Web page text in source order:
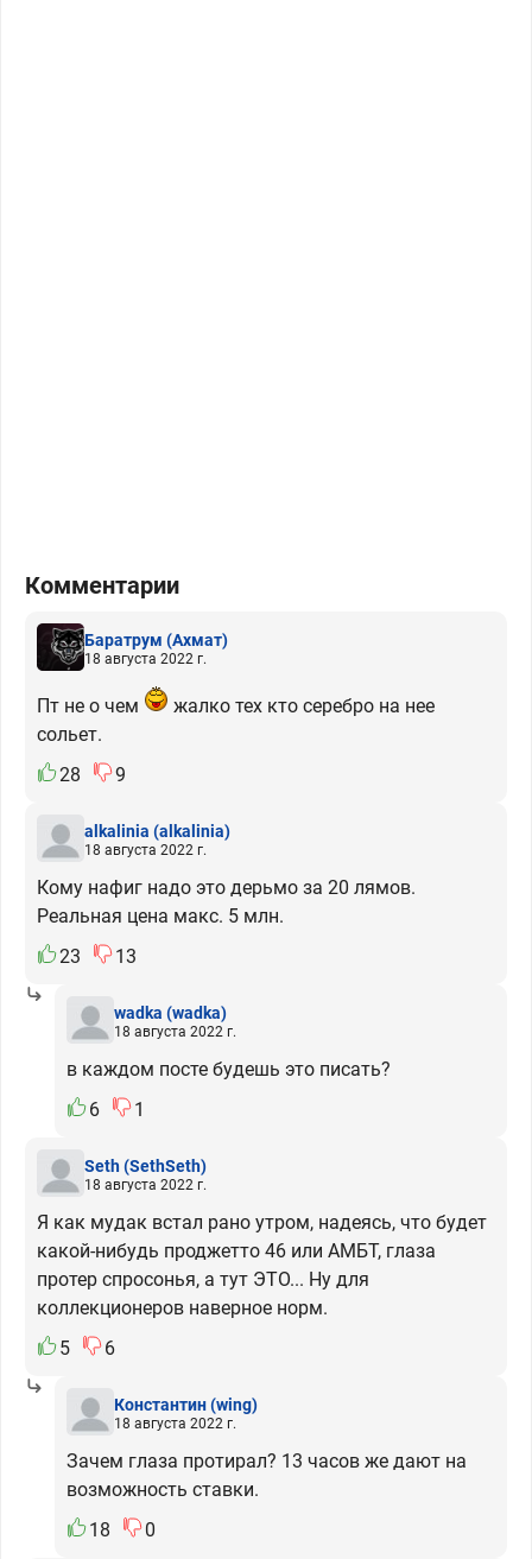
Комментарии
Баратрум (Ахмат)
18 августа 2022 г.
Пт не о чем
жалко тех кто серебро на нее
сольет.
28
9
alkalinia (alkalinia)
18 августа 2022 г.
Кому нафиг надо это дерьмо за 20 лямов.
Реальная цена макс. 5 млн.
23
13
wadka (wadka)
18 августа 2022 г.
в каждом посте будешь это писать?
6
1
Seth(SethSeth)
18 августа 2022 г.
Я как мудак встал рано утром, надеясь, что будет
какой-нибудь проджетто 46 или АМБТ, глаза
протер спросонья, а тут ЭТО... Ну для
коллекционеров наверное норм.
5
6
Константин(wing)
18 августа 2022 г.
Зачем глаза протирал? 13 часов же дают на
возможность ставки.
18
0